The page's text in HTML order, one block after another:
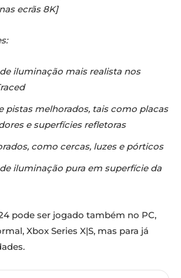
ecrãs 8K]
iluminação mais realista nos
pistas melhorados, tais como placas
e superfícies refletoras
como cercas, luzes e pórticos
iluminação pura em superfície da
pode ser jogado também no PC,
Xbox Series X|S, mas para já